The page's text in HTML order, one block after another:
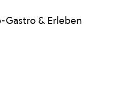
Gastro & Erleben